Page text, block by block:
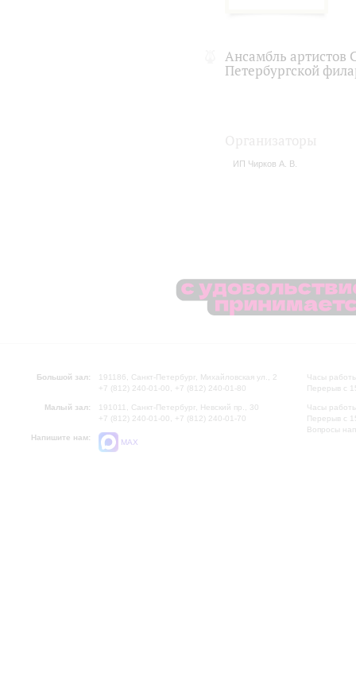
Ансамбль артистов
Петербургской
ИП Чирков А. В.
Большой зал:
191186, Санкт-Петербург, Михайловская ул., 2
+7 (812) 240-01-00, +7 (812) 240-01-80
Малый зал:
191011, Санкт-Петербург, Невский пр., 30
+7 (812) 240-01-00, +7 (812) 240-01-70
Напишите нам:
MAX
Часы
Перерыв с
Часы
Перерыв с
Вопросы